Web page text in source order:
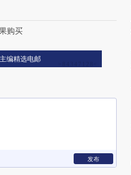
购买
编精选电邮
发布